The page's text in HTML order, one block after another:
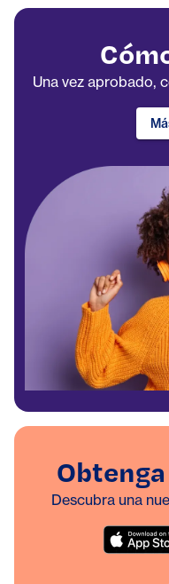
Una vez aprobado,
Descubra una